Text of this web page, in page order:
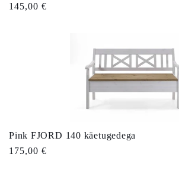
Tavahind
145,00 €
Pink FJORD 140 käetugedega
Tavahind
175,00 €